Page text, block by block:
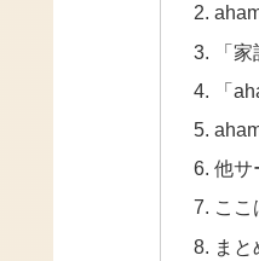
「
「
他サ
こ
ま